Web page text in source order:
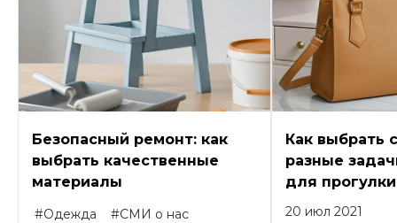
Безопасный ремонт: как
выбрать качественные
материалы
#Одежда
#СМИ о нас
Как выбрать
разные
для
20 июл 2021